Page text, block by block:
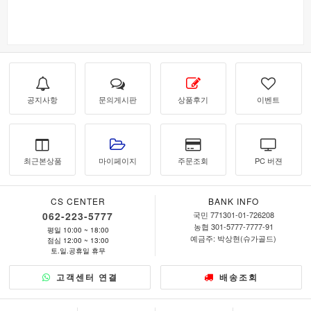
공지사항 문의게시판 상품후기 이벤트
최근본상품 마이페이지 주문조회 PC 버젼
CS CENTER
062-223-5777
평일 10:00 ~ 18:00
점심 12:00 ~ 13:00
토.일.공휴일 휴무
BANK INFO
국민 771301-01-726208
농협 301-5777-7777-91
예금주: 박상현(슈가골드)
고객센터 연결 배송조회